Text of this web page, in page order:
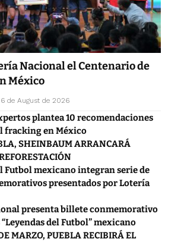
Nacional el Centenario de
México
6 de August de 2026
plantea 10 recomendaciones
fracking en México
SHEINBAUM ARRANCARÁ
Futbol mexicano integran serie de
presentados por Lotería
presenta billete conmemorativo
del Futbol” mexicano
MARZO, PUEBLA RECIBIRÁ EL